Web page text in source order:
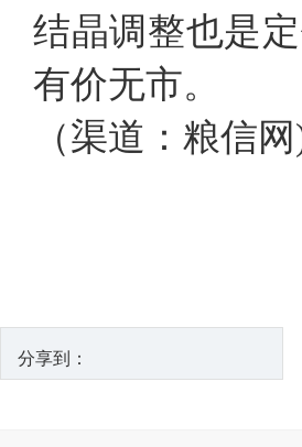
结晶调整也是
有价无市。
（渠道：粮信
分享到：